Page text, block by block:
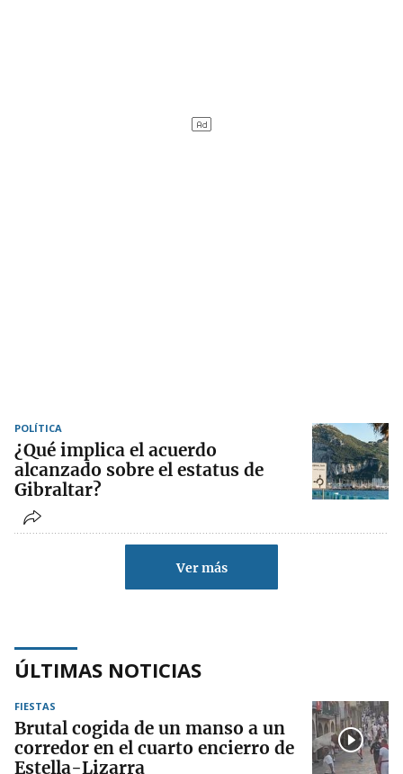
POLÍTICA
¿Qué implica el acuerdo
alcanzado sobre el estatus de
Gibraltar?
Ver más
ÚLTIMAS NOTICIAS
FIESTAS
Brutal cogida de un manso a un
corredor en el cuarto encierro de
Estella-Lizarra